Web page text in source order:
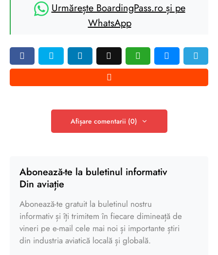
Urmărește BoardingPass.ro și pe
WhatsApp
Afișare comentarii (0)
Abonează-te la buletinul informativ
Din aviație
Abonează-te gratuit la buletinul nostru
informativ și îți trimitem în fiecare dimineață de
vineri pe e-mail cele mai noi și importante știri
din industria aviatică locală și globală.